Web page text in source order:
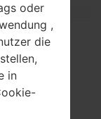
oder
,
die
in